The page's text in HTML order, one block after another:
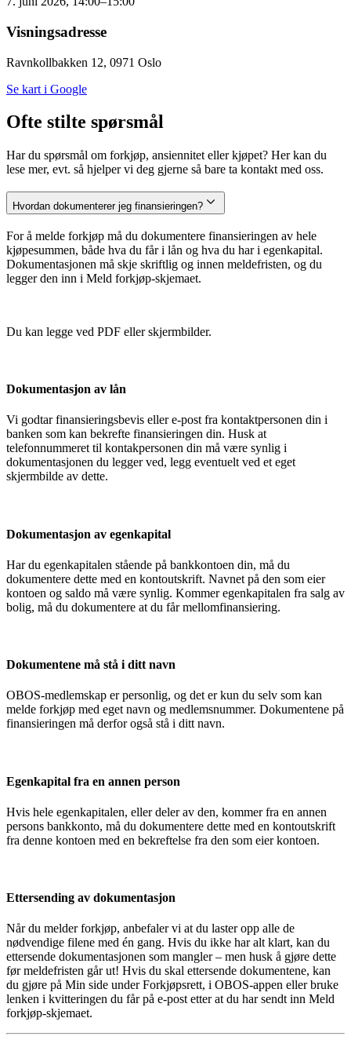
Visningsadresse
Ravnkollbakken 12, 0971 Oslo
Se kart i Google
Ofte stilte spørsmål
Har du spørsmål om forkjøp, ansiennitet eller kjøpet? Her kan du
lese mer, evt. så hjelper vi deg gjerne så bare ta kontakt med oss.
Hvordan dokumenterer jeg finansieringen?
For å melde forkjøp må du dokumentere finansieringen av hele
kjøpesummen, både hva du får i lån og hva du har i egenkapital.
Dokumentasjonen må skje skriftlig og innen meldefristen, og du
legger den inn i Meld forkjøp-skjemaet.
Du kan legge ved PDF eller skjermbilder.
Dokumentasjon av lån
Vi godtar finansieringsbevis eller e-post fra kontaktpersonen din i
banken som kan bekrefte finansieringen din. Husk at
telefonnummeret til kontakpersonen din må være synlig i
dokumentasjonen du legger ved, legg eventuelt ved et eget
skjermbilde av dette.
Dokumentasjon av egenkapital
Har du egenkapitalen stående på bankkontoen din, må du
dokumentere dette med en kontoutskrift. Navnet på den som eier
kontoen og saldo må være synlig. Kommer egenkapitalen fra salg av
bolig, må du dokumentere at du får mellomfinansiering.
Dokumentene må stå i ditt navn
OBOS-medlemskap er personlig, og det er kun du selv som kan
melde forkjøp med eget navn og medlemsnummer. Dokumentene på
finansieringen må derfor også stå i ditt navn.
Egenkapital fra en annen person
Hvis hele egenkapitalen, eller deler av den, kommer fra en annen
persons bankkonto, må du dokumentere dette med en kontoutskrift
fra denne kontoen med en bekreftelse fra den som eier kontoen.
Ettersending av dokumentasjon
Når du melder forkjøp, anbefaler vi at du laster opp alle de
nødvendige filene med én gang. Hvis du ikke har alt klart, kan du
ettersende dokumentasjonen som mangler – men husk å gjøre dette
før meldefristen går ut! Hvis du skal ettersende dokumentene, kan
du gjøre på Min side under Forkjøpsrett, i OBOS-appen eller bruke
lenken i kvitteringen du får på e-post etter at du har sendt inn Meld
forkjøp-skjemaet.